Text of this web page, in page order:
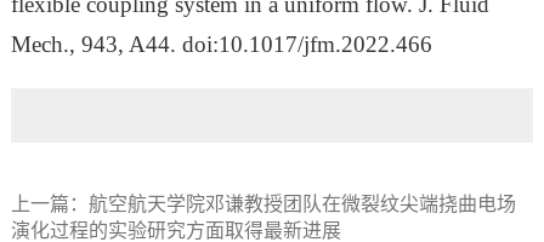
Mech., 943, A44. doi:10.1017/jfm.2022.466
上一篇： 航空航天学院邓谦教授团队在微裂纹尖端挠曲电场
演化过程的实验研究方面取得最新进展